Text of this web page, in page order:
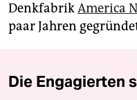
DenkfabrikAmerica
paar Jahren
Die Engagierten